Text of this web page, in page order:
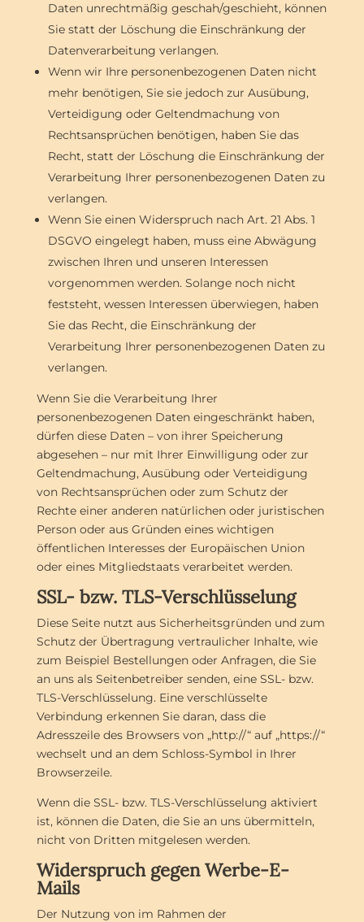
Daten unrechtmäßig geschah/geschieht, können
Sie statt der Löschung die Einschränkung der
Datenverarbeitung verlangen.
Wenn wir Ihre personenbezogenen Daten nicht
mehr benötigen, Sie sie jedoch zur Ausübung,
Verteidigung oder Geltendmachung von
Rechtsansprüchen benötigen, haben Sie das
Recht, statt der Löschung die Einschränkung der
Verarbeitung Ihrer personenbezogenen Daten zu
verlangen.
Wenn Sie einen Widerspruch nach Art. 21 Abs. 1
DSGVO eingelegt haben, muss eine Abwägung
zwischen Ihren und unseren Interessen
vorgenommen werden. Solange noch nicht
feststeht, wessen Interessen überwiegen, haben
Sie das Recht, die Einschränkung der
Verarbeitung Ihrer personenbezogenen Daten zu
verlangen.
Wenn Sie die Verarbeitung Ihrer
personenbezogenen Daten eingeschränkt haben,
dürfen diese Daten – von ihrer Speicherung
abgesehen – nur mit Ihrer Einwilligung oder zur
Geltendmachung, Ausübung oder Verteidigung
von Rechtsansprüchen oder zum Schutz der
Rechte einer anderen natürlichen oder juristischen
Person oder aus Gründen eines wichtigen
öffentlichen Interesses der Europäischen Union
oder eines Mitgliedstaats verarbeitet werden.
SSL- bzw. TLS-Verschlüsselung
Diese Seite nutzt aus Sicherheitsgründen und zum
Schutz der Übertragung vertraulicher Inhalte, wie
zum Beispiel Bestellungen oder Anfragen, die Sie
an uns als Seitenbetreiber senden, eine SSL- bzw.
TLS-Verschlüsselung. Eine verschlüsselte
Verbindung erkennen Sie daran, dass die
Adresszeile des Browsers von „http://“ auf „https://“
wechselt und an dem Schloss-Symbol in Ihrer
Browserzeile.
Wenn die SSL- bzw. TLS-Verschlüsselung aktiviert
ist, können die Daten, die Sie an uns übermitteln,
nicht von Dritten mitgelesen werden.
Widerspruch gegen Werbe-E-
Mails
Der Nutzung von im Rahmen der